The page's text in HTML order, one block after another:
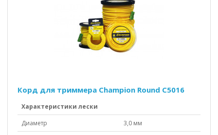
Корд для триммера Champion Round C5016
Характеристики лески
Диаметр
3,0 мм